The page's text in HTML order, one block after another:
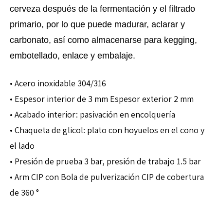
cerveza después de la fermentación y el filtrado
primario, por lo que puede madurar, aclarar y
carbonato, así como almacenarse para kegging,
embotellado, enlace y embalaje.
• Acero inoxidable 304/316
• Espesor interior de 3 mm Espesor exterior 2 mm
• Acabado interior: pasivación en encolquería
• Chaqueta de glicol: plato con hoyuelos en el cono y
el lado
• Presión de prueba 3 bar, presión de trabajo 1.5 bar
• Arm CIP con Bola de pulverización CIP de cobertura
de 360 ​​°